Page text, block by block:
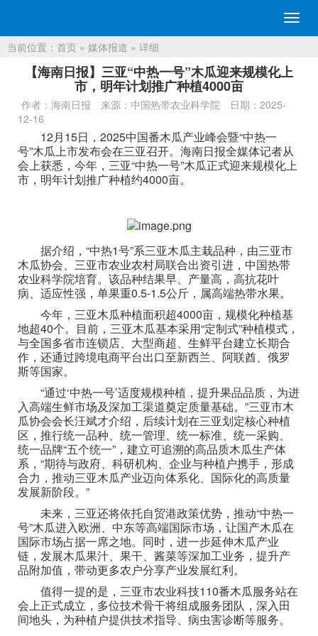
切
换
当前位置： 首页 » 媒体报道 » 详细
【海南日报】三亚“中热一号”木瓜迎来规模化上
市，明年计划推广种植4000亩
作者：海南日报 来源：中国热带农业科学院
日期：2025-
12-16
12月15日，2025中国番木瓜产业峰会暨“中热一
号”木瓜上市发布会在三亚召开。海南日报全媒体记者从
会上获悉，今年，三亚“中热一号”木瓜正式迎来规模化上
市，明年计划推广种植约4000亩。
据介绍，“中热1号”系三亚木瓜主栽品种，由三亚市
木瓜协会、三亚市农业农村局联合出资引进，中国热带
农业科学院培育。该品种结果早、产量高，高抗花叶
病、适应性强，单果重0.5-1.5公斤，属高端热带水果。
今年，三亚木瓜种植面积超4000亩，规模化种植基
地超40个。目前，三亚木瓜基本采用“定制式”种植模式，
与全国多省市连锁店、大型商超、生鲜平台建立长期合
作，还通过跨境电商平台出口至新西兰、阿联酋、俄罗
斯等国家。
“通过‘中热一号’适度规模种植，提升果品品质，为进
入高端生鲜市场及深加工渠道奠定质量基础。”三亚市木
瓜协会会长汪斌才介绍，后续计划在三亚划定核心种植
区，推行统一品种、统一管理、统一标准、统一采购、
统一品牌“五个统一”，建立可追溯的高品质木瓜生产体
系，“期待与政府、科研机构、企业与种植户携手，形成
合力，推动三亚木瓜产业迈向体系化、国际化的高质量
发展新阶段。”
未来，三亚还将依托自贸港政策优势，推动“中热一
号”木瓜进入欧洲、中东等高端国际市场，让国产木瓜在
国际市场占据一席之地。同时，进一步延伸木瓜产业
链，发展木瓜果汁、果干、酱菜等深加工业务，提升产
品附加值，带动更多农户分享产业发展红利。
值得一提的是，三亚市农业科技110番木瓜服务站在
会上正式成立，多位技术骨干将组成服务团队，深入田
间地头，为种植户提供技术指导、病虫害诊断等服务。